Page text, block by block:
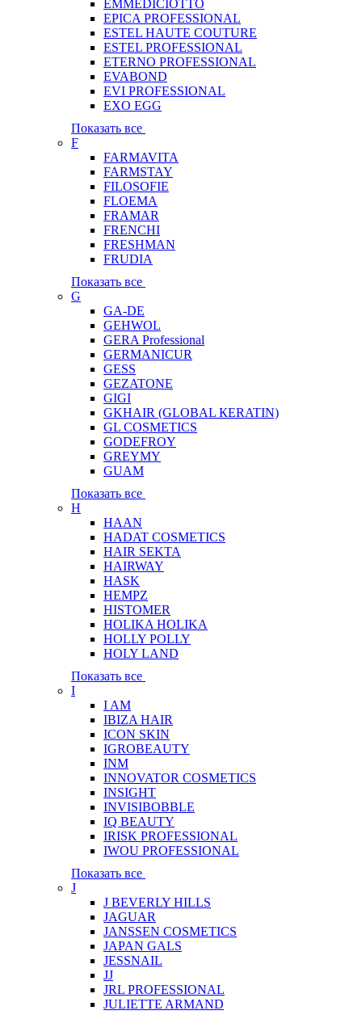
EMMEDICIOTTO
EPICA PROFESSIONAL
ESTEL HAUTE COUTURE
ESTEL PROFESSIONAL
ETERNO PROFESSIONAL
EVABOND
EVI PROFESSIONAL
EXO EGG
Показать все
F
FARMAVITA
FARMSTAY
FILOSOFIE
FLOEMA
FRAMAR
FRENCHI
FRESHMAN
FRUDIA
Показать все
G
GA-DE
GEHWOL
GERA Professional
GERMANICUR
GESS
GEZATONE
GIGI
GKHAIR (GLOBAL КЕRATIN)
GL COSMETICS
GODEFROY
GREYMY
GUAM
Показать все
H
HAAN
HADAT COSMETICS
HAIR SEKTA
HAIRWAY
HASK
HEMPZ
HISTOMER
HOLIKA HOLIKA
HOLLY POLLY
HOLY LAND
Показать все
I
I AM
IBIZA HAIR
ICON SKIN
IGROBEAUTY
INM
INNOVATOR COSMETICS
INSIGHT
INVISIBOBBLE
IQ BEAUTY
IRISK PROFESSIONAL
IWOU PROFESSIONAL
Показать все
J
J BEVERLY HILLS
JAGUAR
JANSSEN COSMETICS
JAPAN GALS
JESSNAIL
JJ
JRL PROFESSIONAL
JULIETTE ARMAND